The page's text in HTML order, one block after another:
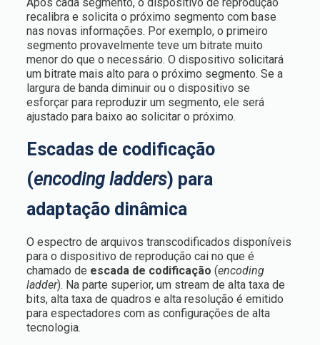
recalibra e solicita o próximo segmento com base
nas novas informações. Por exemplo, o primeiro
segmento provavelmente teve um bitrate muito
menor do que o necessário. O dispositivo solicitará
um bitrate mais alto para o próximo segmento. Se a
largura de banda diminuir ou o dispositivo se
esforçar para reproduzir um segmento, ele será
ajustado para baixo ao solicitar o próximo.
Escadas de codificação
(encoding ladders) para
adaptação dinâmica
O espectro de arquivos transcodificados disponíveis
para o dispositivo de reprodução cai no que é
chamado de escada de codificação (encoding
ladder). Na parte superior, um stream de alta taxa de
bits, alta taxa de quadros e alta resolução é emitido
para espectadores com as configurações de alta
tecnologia.